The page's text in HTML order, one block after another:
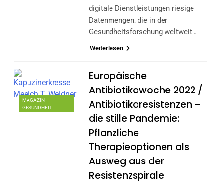
digitale Dienstleistungen riesige
Datenmengen, die in der
Gesundheitsforschung weltweit…
Weiterlesen
MAGAZIN-
GESUNDHEIT
Europäische
Antibiotikawoche 2022 /
Antibiotikaresistenzen –
die stille Pandemie:
Pflanzliche
Therapieoptionen als
Ausweg aus der
Resistenzspirale